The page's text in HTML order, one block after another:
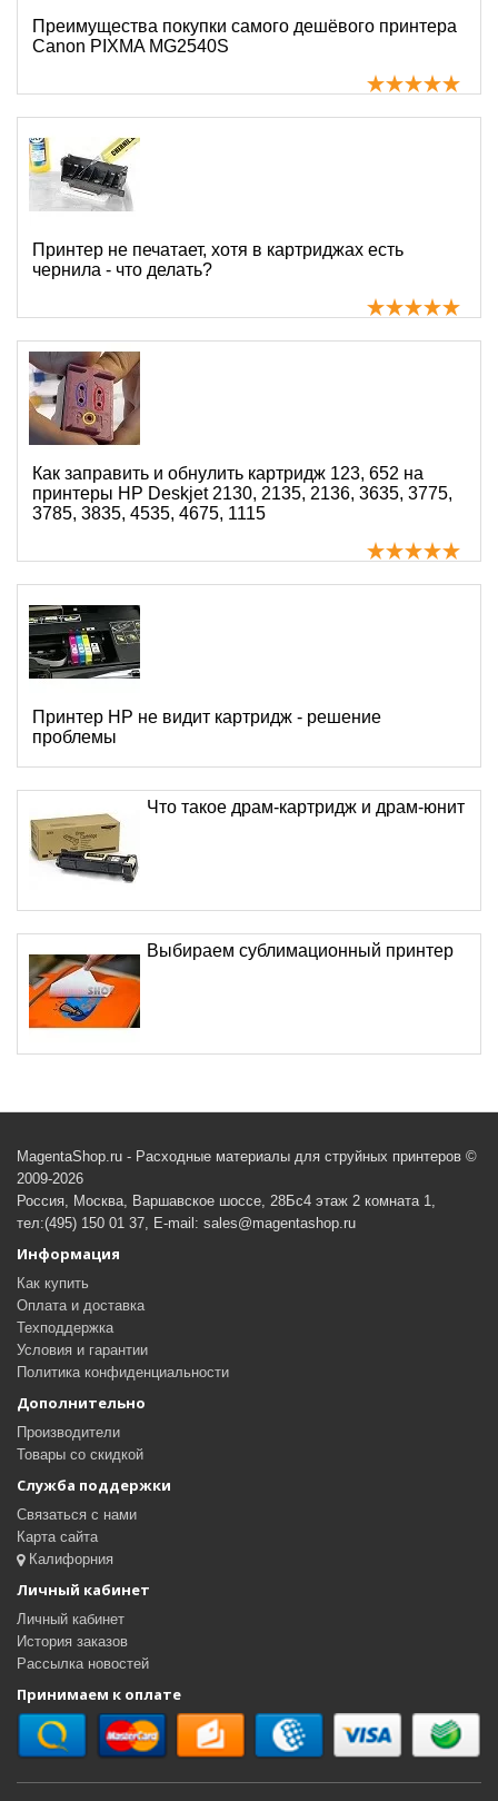
Преимущества покупки самого дешёвого принтера
Canon PIXMA MG2540S
Принтер не печатает, хотя в картриджах есть
чернила - что делать?
Как заправить и обнулить картридж 123, 652 на
принтеры HP Deskjet 2130, 2135, 2136, 3635, 3775,
3785, 3835, 4535, 4675, 1115
Принтер HP не видит картридж - решение
проблемы
Что такое драм-картридж и драм-юнит
Выбираем сублимационный принтер
MagentaShop.ru - Расходные материалы для струйных принтеров ©
2009-2026
Россия, Москва, Варшавское шоссе, 28Бс4 этаж 2 комната 1,
тел:(495) 150 01 37, E-mail: sales@magentashop.ru
Информация
Как купить
Оплата и доставка
Техподдержка
Условия и гарантии
Политика конфиденциальности
Дополнительно
Производители
Товары со скидкой
Служба поддержки
Связаться с нами
Карта сайта
Калифорния
Личный кабинет
Личный кабинет
История заказов
Рассылка новостей
Принимаем к оплате